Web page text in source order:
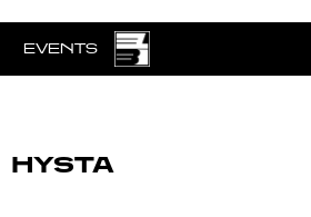
EVENTS
HYSTA